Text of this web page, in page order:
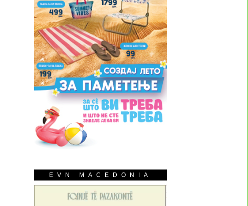
EVN MACEDONIA